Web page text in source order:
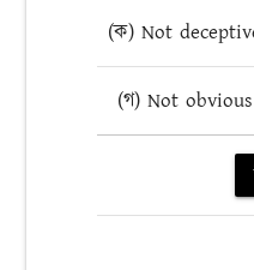
(ক) Not
(গ) Not obvious